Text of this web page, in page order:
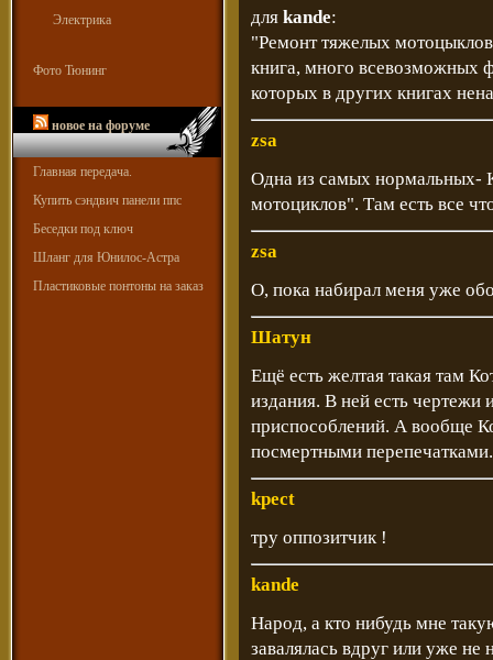
Электрика
Фото Тюнинг
новое на форуме
Главная передача.
Купить сэндвич панели ппс
Беседки под ключ
Шланг для Юнилос-Астра
Пластиковые понтоны на заказ
для kande:
"Ремонт тяжелых
книга, много всевозможных
которых в других книгах
zsa
Одна из самых нормальных-
мотоциклов". Там есть все
zsa
О, пока набирал меня уже
Шатун
Ещё есть желтая такая там
издания. В ней есть чертежи
приспособлений. А вообще
посмертными перепечатками.
kpect
тру оппозитчик !
kande
Народ, а кто нибудь мне
завалялась вдруг или уже